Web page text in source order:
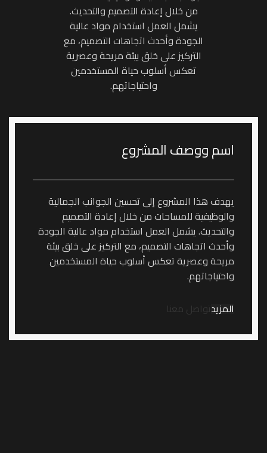
من خلال إعادة التصميم والتحديث.
يشمل العمل استخدام مواد عالية
الجودة وأحدث اتجاهات التصميم، مع
التركيز على خلق بيئة مريحة وعصرية
تعكس أسلوب حياة المستخدمين
واحتياجاتهم.
اسم ووصف المشروع
يهدف هذا المشروع إلى تحسين الجوانب الجمالية
والوظيفية للمساحات من خلال إعادة التصميم
والتحديث. يشمل العمل استخدام مواد عالية الجودة
وأحدث اتجاهات التصميم، مع التركيز على خلق بيئة
مريحة وعصرية تعكس أسلوب حياة المستخدمين
واحتياجاتهم.
المزيدتواصل معنا